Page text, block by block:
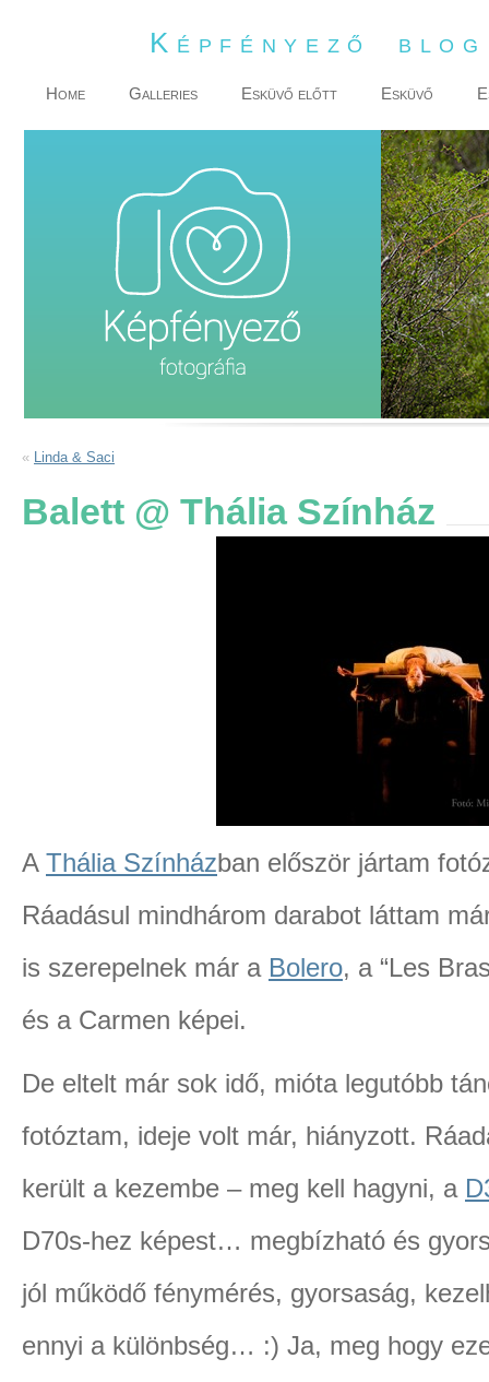
Képfényező
Home Galleries Esküvő előtt Esküvő
« Linda & Saci
Balett @ Thália Színház
A Thália Színházban először jártam
Ráadásul mindhárom darabot láttam
is szerepelnek már a Bolero, a “Les
és a Carmen képei.
De eltelt már sok idő, mióta legutóbb
fotóztam, ideje volt már, hiányzott.
került a kezembe – meg kell hagyni, a
D70s-hez képest… megbízható és
jól működő fénymérés, gyorsaság,
ennyi a különbség… :) Ja, meg hogy